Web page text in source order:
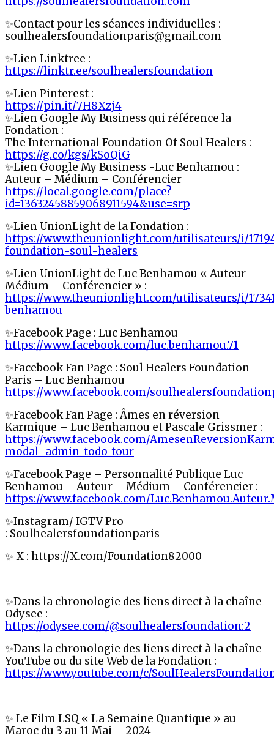
✨Contact pour les séances individuelles :
soulhealersfoundationparis@gmail.com
✨Lien Linktree :
https://linktr.ee/soulhealersfoundation
✨Lien Pinterest :
https://pin.it/7H8Xzj4
✨Lien Google My Business qui référence la
Fondation :
The International Foundation Of Soul Healers :
https://g.co/kgs/kSoQiG
✨Lien Google My Business -Luc Benhamou :
Auteur – Médium – Conférencier
https://local.google.com/place?
id=13632458859068911594&use=srp
✨Lien UnionLight de la Fondation :
https://www.theunionlight.com/utilisateurs/i/
foundation-soul-healers
✨Lien UnionLight de Luc Benhamou « Auteur –
Médium – Conférencier » :
https://www.theunionlight.com/utilisateurs/i/
benhamou
✨Facebook Page : Luc Benhamou
https://www.facebook.com/luc.benhamou.71
✨Facebook Fan Page : Soul Healers Foundation
Paris – Luc Benhamou
https://www.facebook.com/
✨Facebook Fan Page : Âmes en réversion
Karmique – Luc Benhamou et Pascale Grissmer :
https://www.facebook.com/
modal=admin_todo_tour
✨Facebook Page – Personnalité Publique Luc
Benhamou – Auteur – Médium – Conférencier :
https://www.facebook.com/
✨Instagram/ IGTV Pro
: Soulhealersfoundationparis
✨ X : https://X.com/Foundation82000
✨Dans la chronologie des liens direct à la chaîne
Odysee :
https://odysee.com/@soulhealersfoundation:2
✨Dans la chronologie des liens direct à la chaîne
YouTube ou du site Web de la Fondation :
https://www.youtube.com/c/
✨ Le Film LSQ « La Semaine Quantique » au
Maroc du 3 au 11 Mai – 2024